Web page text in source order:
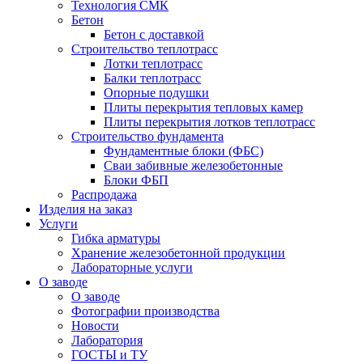
Технология СМК
Бетон
Бетон с доставкой
Строительство теплотрасс
Лотки теплотрасс
Балки теплотрасс
Опорные подушки
Плиты перекрытия тепловых камер
Плиты перекрытия лотков теплотрасс
Строительство фундамента
Фундаментные блоки (ФБС)
Сваи забивные железобетонные
Блоки ФБП
Распродажа
Изделия на заказ
Услуги
Гибка арматуры
Хранение железобетонной продукции
Лабораторные услуги
О заводе
О заводе
Фотографии производства
Новости
Лаборатория
ГОСТЫ и ТУ